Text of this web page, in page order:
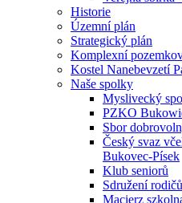
Historie
Územní plán
Strategický plán
Komplexní
Kostel Nanebevzetí
Naše spolky
Myslivecký
PZKO
Sbor
Český svaz
Bukovec-Písek
Klub seniorů
Sdružení
Macierz